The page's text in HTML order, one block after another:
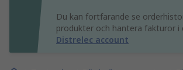
Du kan fortfarande se
produkter och hantera fakturor i
Distrelec account